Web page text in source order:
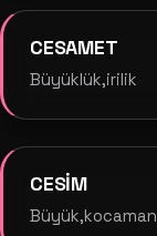
CESAMET
Büyüklük,irilik
CESİM
Büyük,kocaman